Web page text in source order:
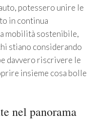
potessero unire le
in continua
mobilità sostenibile,
stiano considerando
davvero riscrivere le
insieme cosa bolle
nel panorama